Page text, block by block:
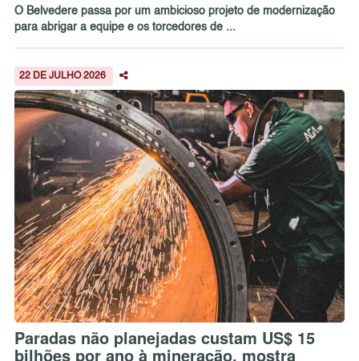
O Belvedere passa por um ambicioso projeto de modernização
para abrigar a equipe e os torcedores de ...
22 DE JULHO 2026
Paradas não planejadas custam US$ 15
bilhões por ano à mineração, mostra